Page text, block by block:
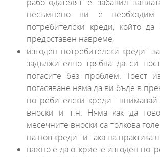
несъмнено ви е необходим
потребителски креди, който
предоставен навреме;
изгоден потребителски кредит
задължително трябва да си
погасите без проблем. Тоест
погасяване няма да ви бъде в
потребителски кредит
вноски и т.н. Няма как да
месечните вноски са толкова
на нов кредит и така на
важно е да откриете изгоден